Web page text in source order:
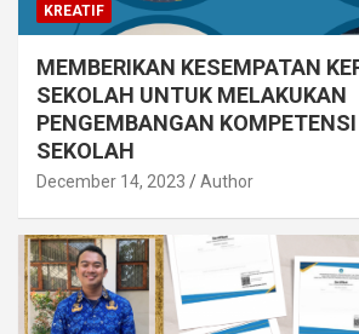
KREATIF
MEMBERIKAN KESEMPATAN
SEKOLAH UNTUK MELAKUKAN
PENGEMBANGAN
SEKOLAH
December 14, 2023 Author